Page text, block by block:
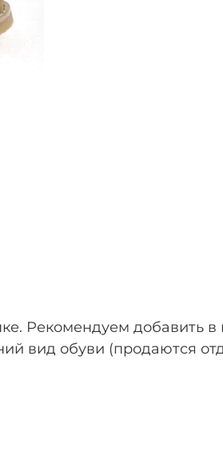
Рекомендуем добавить
вид обуви (продаются